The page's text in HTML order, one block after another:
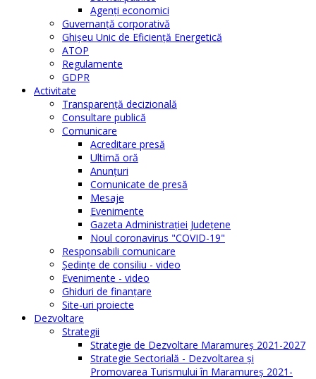
Agenţi economici
Guvernanță corporativă
Ghişeu Unic de Eficienţă Energetică
ATOP
Regulamente
GDPR
Activitate
Transparenţă decizională
Consultare publică
Comunicare
Acreditare presă
Ultimă oră
Anunţuri
Comunicate de presă
Mesaje
Evenimente
Gazeta Administraţiei Judeţene
Noul coronavirus "COVID-19"
Responsabili comunicare
Şedinţe de consiliu - video
Evenimente - video
Ghiduri de finanţare
Site-uri proiecte
Dezvoltare
Strategii
Strategie de Dezvoltare Maramureș 2021-2027
Strategie Sectorială - Dezvoltarea și
Promovarea Turismului în Maramureș 2021-